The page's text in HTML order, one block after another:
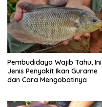
Pembudidaya Wajib Tahu, Ini
Jenis Penyakit Ikan Gurame
dan Cara Mengobatinya